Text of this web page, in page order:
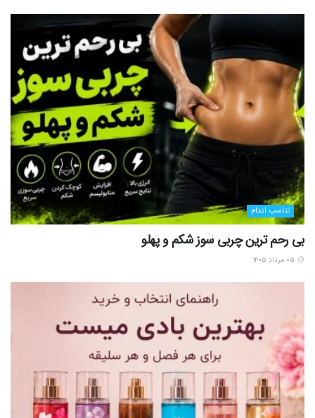
تناسب اندام
بی رحم ترین چربی سوز شکم و پهلو